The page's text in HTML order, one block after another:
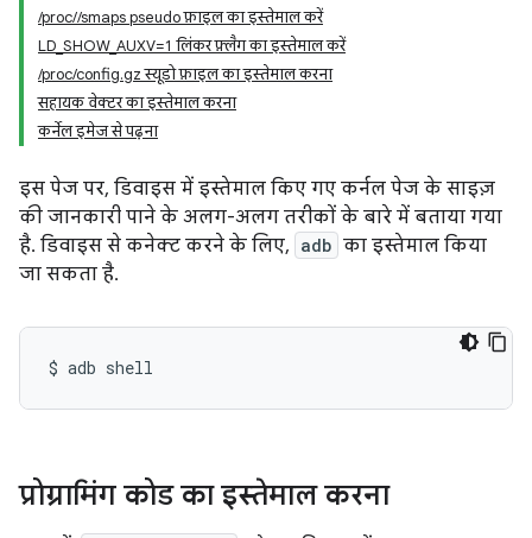
/proc//smaps pseudo फ़ाइल का इस्तेमाल करें
LD_SHOW_AUXV=1 लिंकर फ़्लैग का इस्तेमाल करें
/proc/config.gz स्यूडो फ़ाइल का इस्तेमाल करना
सहायक वेक्टर का इस्तेमाल करना
कर्नेल इमेज से पढ़ना
इस पेज पर, डिवाइस में इस्तेमाल किए गए कर्नल पेज के साइज़
की जानकारी पाने के अलग-अलग तरीकों के बारे में बताया गया
है. डिवाइस से कनेक्ट करने के लिए, adb का इस्तेमाल किया
जा सकता है.
$ adb
प्रोग्रामिंग कोड का इस्तेमाल करना